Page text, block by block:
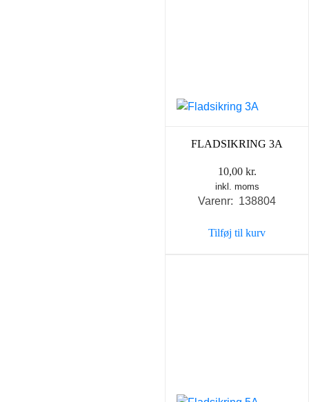
FLADSIKRING 3A
10,00 kr.
inkl. moms
Varenr: 138804
Tilføj til kurv